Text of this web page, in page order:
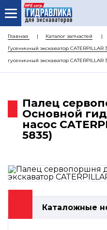
О
КАТАЛОГ
Главная Каталог запчастей
Гусеничный экскаватор CATERPILLAR
гусеничный экскаватор CATERPILLAR
Палец
Основной
насос
5835)
Каталожные